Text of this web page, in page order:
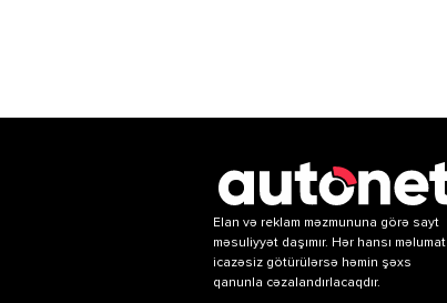
Elan və reklam məzmununa görə sayt
məsuliyyət daşımır. Hər hansı məlumat
icazəsiz götürülərsə həmin şəxs
qanunla cəzalandırlacaqdır.